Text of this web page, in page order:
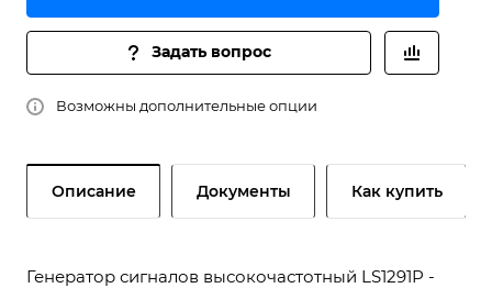
Задать вопрос
Возможны дополнительные опции
Описание Документы Как купить
Генератор сигналов высокочастотный LS1291P -